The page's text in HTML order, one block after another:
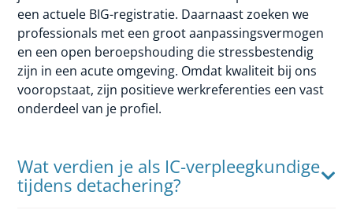
een actuele BIG-registratie. Daarnaast zoeken we
professionals met een groot aanpassingsvermogen
en een open beroepshouding die stressbestendig
zijn in een acute omgeving. Omdat kwaliteit bij ons
vooropstaat, zijn positieve werkreferenties een vast
onderdeel van je profiel.
Wat verdien je als IC-verpleegkundige
tijdens detachering?